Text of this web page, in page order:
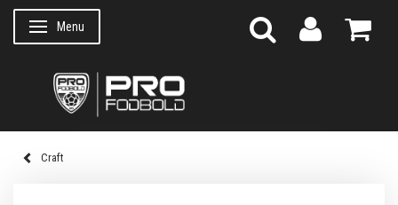
Skifte navigation
Menu
Craft